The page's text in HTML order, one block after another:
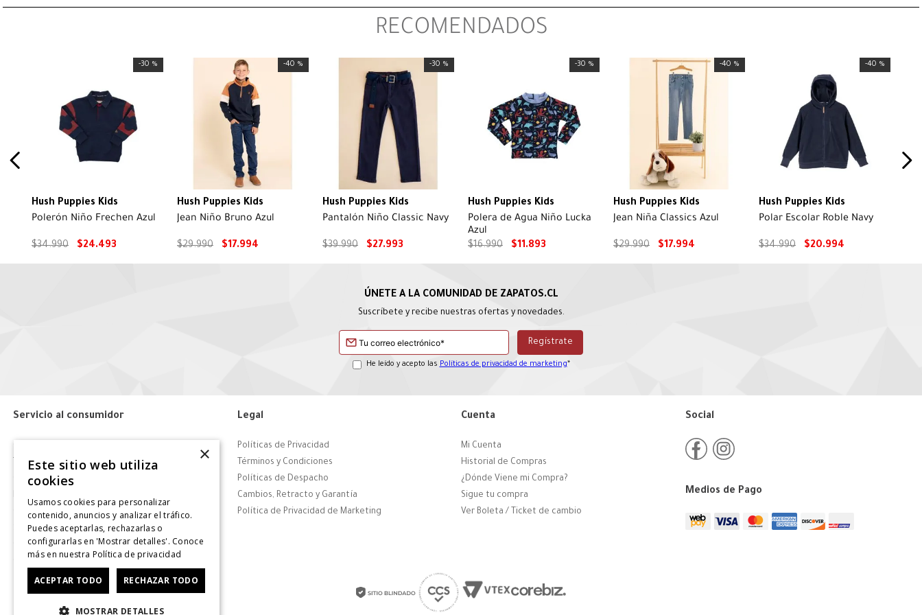
RECOMENDADOS
-30 %
Hush Puppies Kids
Polerón Niño Frechen Azul
$34.990 $24.493
-40 %
Hush Puppies Kids
Jean Niño Bruno Azul
$29.990 $17.994
-30 %
Hush Puppies Kids
Pantalón Niño Classic Navy
$39.990 $27.993
-30 %
Hush Puppies Kids
Polera de Agua Niño Lucka
Azul
$16.990 $11.893
-40 %
Hush Puppies Kids
Jean Niña Classics Azul
$29.990 $17.994
-40 %
Hush Puppies Kids
Polar Escolar Roble Navy
$34.990 $20.994
Suscríbete y recibe nuestras ofertas y novedades.
He leído y acepto las Políticas de privacidad de marketing*
Servicio al consumidor
Tiendas
Contáctanos
Giftcard
Solicitar Factura
CyberDay
Legal
Políticas de Privacidad
Términos y Condiciones
Políticas de Despacho
Cambios, Retracto y Garantía
Política de Privacidad de Marketing
Cuenta
Mi Cuenta
Historial de Compras
¿Dónde Viene mi Compra?
Sigue tu compra
Ver Boleta / Ticket de cambio
Social
Medios de Pago
×
Este sitio web utiliza
cookies
Usamos cookies para personalizar
contenido, anuncios y analizar el tráfico.
Puedes aceptarlas, rechazarlas o
configurarlas en 'Mostrar detalles'. Conoce
más en nuestra Política de privacidad
ACEPTAR TODO RECHAZAR TODO
MOSTRAR DETALLES